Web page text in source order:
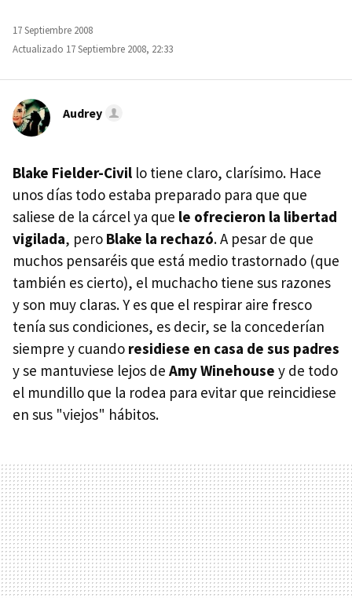
17 Septiembre 2008
Actualizado 17 Septiembre 2008, 22:33
Audrey
Blake Fielder-Civil lo tiene claro, clarísimo. Hace
unos días todo estaba preparado para que que
saliese de la cárcel ya que le ofrecieron la libertad
vigilada, pero Blake la rechazó. A pesar de que
muchos pensaréis que está medio trastornado (que
también es cierto), el muchacho tiene sus razones
y son muy claras. Y es que el respirar aire fresco
tenía sus condiciones, es decir, se la concederían
siempre y cuando residiese en casa de sus padres
y se mantuviese lejos de Amy Winehouse y de todo
el mundillo que la rodea para evitar que reincidiese
en sus "viejos" hábitos.